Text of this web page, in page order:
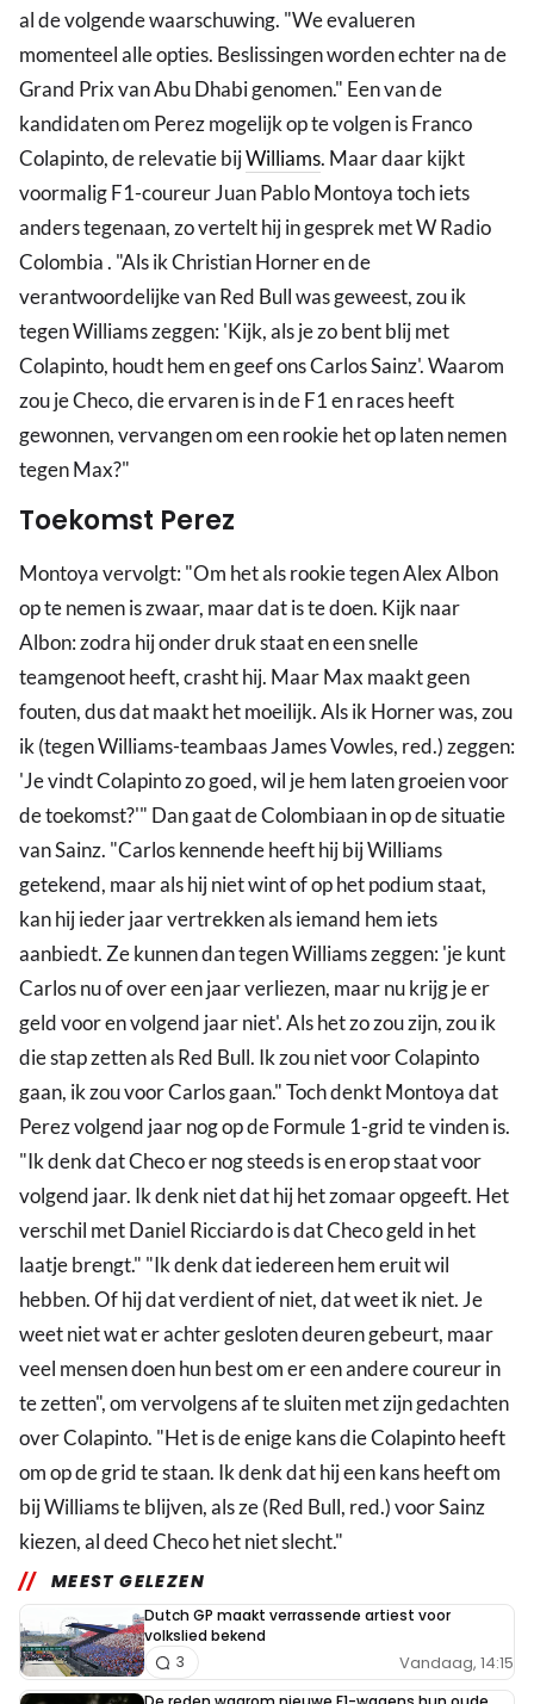
al de volgende waarschuwing. "We evalueren
momenteel alle opties. Beslissingen worden echter na de
Grand Prix van Abu Dhabi genomen." Een van de
kandidaten om Perez mogelijk op te volgen is Franco
Colapinto, de relevatie bijWilliams. Maar daar kijkt
voormalig F1-coureur Juan Pablo Montoya toch iets
anders tegenaan, zo vertelt hij in gesprek met W Radio
Colombia . "Als ik Christian Horner en de
verantwoordelijke van Red Bull was geweest, zou ik
tegen Williams zeggen: 'Kijk, als je zo bent blij met
Colapinto, houdt hem en geef ons Carlos Sainz'. Waarom
zou je Checo, die ervaren is in de F1 en races heeft
gewonnen, vervangen om een rookie het op laten nemen
tegen Max?"
Toekomst Perez
Montoya vervolgt: "Om het als rookie tegen Alex Albon
op te nemen is zwaar, maar dat is te doen. Kijk naar
Albon: zodra hij onder druk staat en een snelle
teamgenoot heeft, crasht hij. Maar Max maakt geen
fouten, dus dat maakt het moeilijk. Als ik Horner was, zou
ik (tegen Williams-teambaas James Vowles, red.) zeggen:
'Je vindt Colapinto zo goed, wil je hem laten groeien voor
de toekomst?'" Dan gaat de Colombiaan in op de situatie
van Sainz. "Carlos kennende heeft hij bij Williams
getekend, maar als hij niet wint of op het podium staat,
kan hij ieder jaar vertrekken als iemand hem iets
aanbiedt. Ze kunnen dan tegen Williams zeggen: 'je kunt
Carlos nu of over een jaar verliezen, maar nu krijg je er
geld voor en volgend jaar niet'. Als het zo zou zijn, zou ik
die stap zetten als Red Bull. Ik zou niet voor Colapinto
gaan, ik zou voor Carlos gaan." Toch denkt Montoya dat
Perez volgend jaar nog op de Formule 1-grid te vinden is.
"Ik denk dat Checo er nog steeds is en erop staat voor
volgend jaar. Ik denk niet dat hij het zomaar opgeeft. Het
verschil met Daniel Ricciardo is dat Checo geld in het
laatje brengt." "Ik denk dat iedereen hem eruit wil
hebben. Of hij dat verdient of niet, dat weet ik niet. Je
weet niet wat er achter gesloten deuren gebeurt, maar
veel mensen doen hun best om er een andere coureur in
te zetten", om vervolgens af te sluiten met zijn gedachten
over Colapinto. "Het is de enige kans die Colapinto heeft
om op de grid te staan. Ik denk dat hij een kans heeft om
bij Williams te blijven, als ze (Red Bull, red.) voor Sainz
kiezen, al deed Checo het niet slecht."
MEEST GELEZEN
Dutch GP maakt verrassende artiest voor
volkslied bekend
Vandaag, 14:15
3